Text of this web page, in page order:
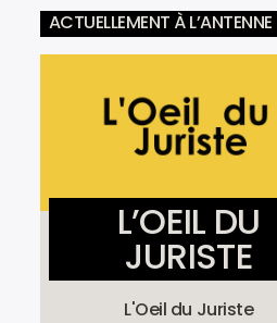
ACTUELLEMENT À L’ANTENNE
L’OEIL DU
JURISTE
L'Oeil du Juriste